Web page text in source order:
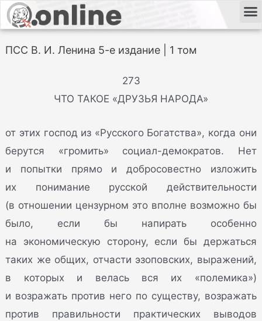
ПСС В. И. Ленина 5-е издание | 1 том
273
ЧТО ТАКОЕ «ДРУЗЬЯ НАРОДА»
от этих господ из «Русского Богатства», когда они
берутся «громить» социал-демократов. Нет
и попытки прямо и добросовестно изложить
их понимание русской действительности
(в отношении цензурном это вполне возможно бы
было, если бы напирать особенно
на экономическую сторону, если бы держаться
таких же общих, отчасти эзоповских, выражений,
в которых и велась вся их «полемика»)
и возражать против него по существу, возражать
против правильности практических выводов